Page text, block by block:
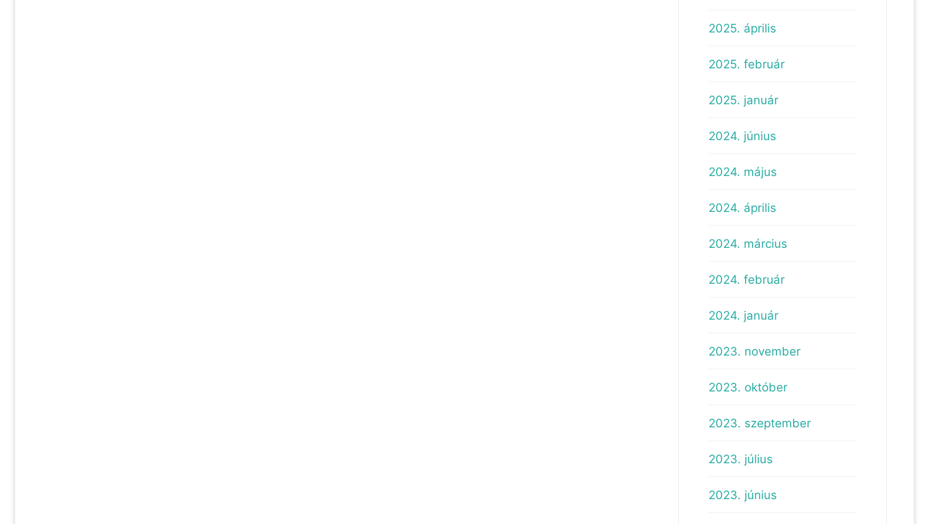
2025. április
2025. február
2025. január
2024. június
2024. május
2024. április
2024. március
2024. február
2024. január
2023. november
2023. október
2023. szeptember
2023. július
2023. június